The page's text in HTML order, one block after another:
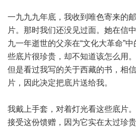
一九九九年底，我收到唯色寄来的
片。那时我们还没见过面。她在信
九一年逝世的父亲在“文化大革命”
些底片很珍贵，却不知道该怎么用
但是看过我写的关于西藏的书，相
片，因此决定把底片送给我。
我戴上手套，对着灯光看这些底片
接受这份馈赠，因为它实在太过珍贵